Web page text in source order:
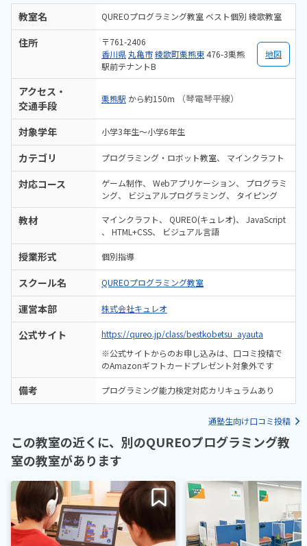
教室名 QUREOプログラミング教室 ベスト個別 綾歌教室
住所
〒761-2406
香川県丸亀市綾歌町栗熊東 476-3栗熊
駅前テナントB
地図
アクセス・
交通手段
栗熊駅 から約150m （琴電琴平線）
対象学年 小学3年生～小学6年生
カテゴリ プログラミング・ロボット教室 マインクラフト
対応コース ゲーム制作 Webアプリケーション
プログラミ
ング
ビジュアルプログラミング タイピング
教材 マインクラフト QUREO(キュレオ)
JavaScript
HTML+CSS
ビジュアル言語
授業形式 個別指導
スクール名 QUREOプログラミング教室
運営本部 株式会社キュレオ
公式サイト
https://qureo.jp/class/bestkobetsu_ayauta
※公式サイトからのお申し込みは、口コミ投稿で
のAmazonギフトカードプレゼント対象外です
備考 プログラミング能力検定対応カリキュラムあり
通塾生向け口コミ投稿
この教室の近くに、別のQUREOプログラミング教
室の教室があります